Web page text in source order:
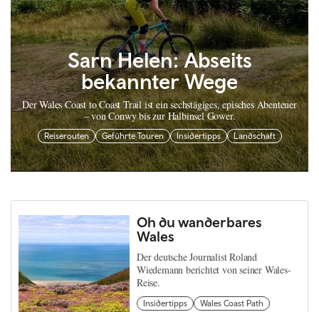
Sarn Helen: Abseits
bekannter Wege
Der Wales Coast to Coast Trail ist ein sechstägiges, episches Abenteuer
– von Conwy bis zur Halbinsel Gower.
Reiserouten Geführte Touren Insidertipps Landschaft
Oh du wanderbares
Wales
Der deutsche Journalist Roland
Wiedemann berichtet von seiner Wales-
Reise.
Insidertipps
Wales Coast Path